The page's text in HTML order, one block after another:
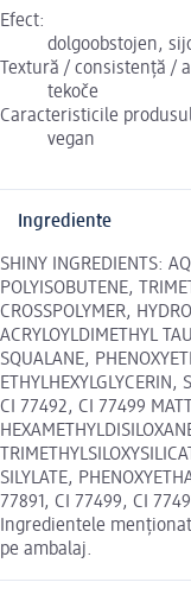
Efect:
dolgoobstojen,
Textură / consistență /
tekoče
Caracteristicile
vegan
Ingrediente
SHINY INGREDIENTS:
POLYISOBUTENE,
CROSSPOLYMER,
ACRYLOYLDIMETHYL
SQUALANE,
CI 77492, CI 77499
SILYLATE,
77891, CI 77499, CI
Ingredientele
pe ambalaj.